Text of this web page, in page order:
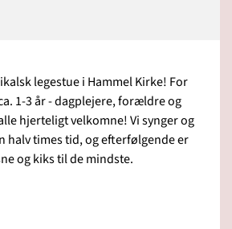
legestue i Hammel Kirke! For
1-3 år - dagplejere, forældre og
hjerteligt velkomne! Vi synger og
halv times tid, og efterfølgende er
og kiks til de mindste.